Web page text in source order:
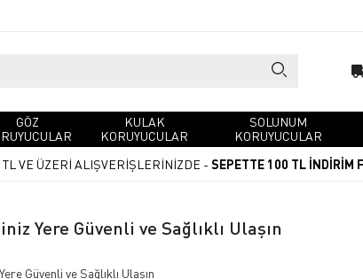
GÖZ
KULAK
KORUYUCULAR
SOLUNUM
KORUYUCULAR
TL VE ÜZERİ ALIŞVERİŞLERİNİZDE - SEPETTE 100 TL İNDİRİM
Yere Güvenli ve Sağlıklı Ulaşın
Güvenli ve Sağlıklı Ulaşın